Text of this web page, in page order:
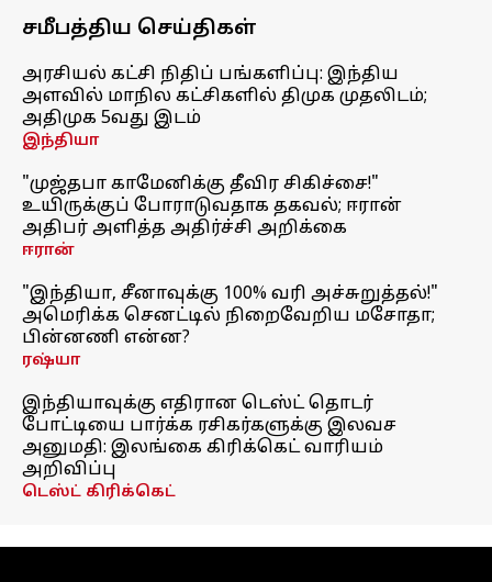
சமீபத்திய செய்திகள்
அரசியல் கட்சி நிதிப் பங்களிப்பு: இந்திய
அளவில் மாநில கட்சிகளில் திமுக முதலிடம்;
அதிமுக 5வது இடம்
இந்தியா
"முஜ்தபா காமேனிக்கு தீவிர சிகிச்சை!"
உயிருக்குப் போராடுவதாக தகவல்; ஈரான்
அதிபர் அளித்த அதிர்ச்சி அறிக்கை
ஈரான்
"இந்தியா, சீனாவுக்கு 100% வரி அச்சுறுத்தல்!"
அமெரிக்க செனட்டில் நிறைவேறிய மசோதா;
பின்னணி என்ன?
ரஷ்யா
இந்தியாவுக்கு எதிரான டெஸ்ட் தொடர்
போட்டியை பார்க்க ரசிகர்களுக்கு இலவச
அனுமதி: இலங்கை கிரிக்கெட் வாரியம்
அறிவிப்பு
டெஸ்ட் கிரிக்கெட்